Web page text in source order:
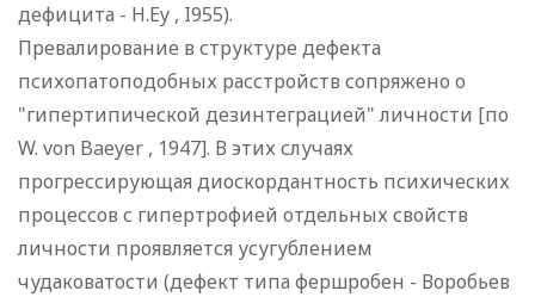
дефицита - H.Еy , I955).
Превалирование в структуре дефекта
психопатоподобных расстройств сопряжено о
"гипертипической дезинтеграцией" личности [по
W. von Baeyer , 1947]. В этих случаях
прогрессирующая диоскордантность психических
процессов с гипертрофией отдельных свойств
личности проявляется усугублением
чудаковатости (дефект типа фершробен - Воробьев